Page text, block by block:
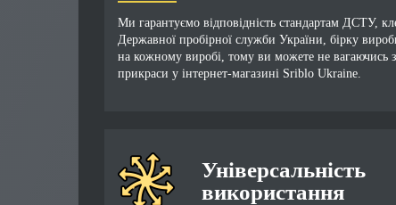
Ми гарантуємо відповідність стандартам ДСТУ,
Державної пробірної служби України, бірку
на кожному виробі, тому ви можете не вагаючись
прикраси у інтернет-магазині Sriblo Ukraine.
Універсальність
використання